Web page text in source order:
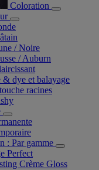
Coloration
/ Noire
/ Auburn
& dye et balayage
racines
: Par gamme
Perfect
Crème Gloss